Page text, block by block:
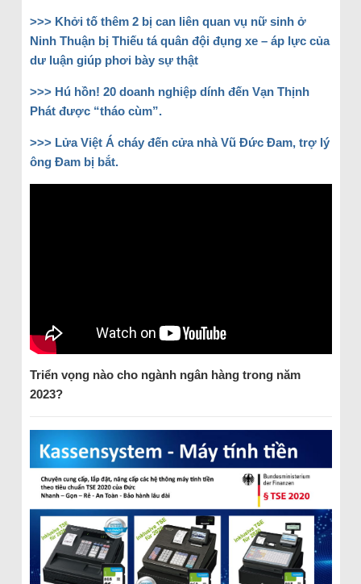
>>> Khởi tố thêm 2 bị can liên quan vụ nữ sinh ở
Ninh Thuận bị Thiếu tá quân đội đụng xe – áp lực của
dư luận giúp phơi bày sự thật
>>> Hú hồn! 20 doanh nghiệp dính đến Vạn Thịnh
Phát được “tháo cùm”.
>>> Lửa Việt Á cháy đến cửa nhà Vũ Đức Đam, trợ lý
ông Đam bị bắt.
Triển vọng nào cho ngành ngân hàng trong năm
2023?